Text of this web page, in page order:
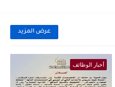
عرض المزيد
أخبار الوظائف